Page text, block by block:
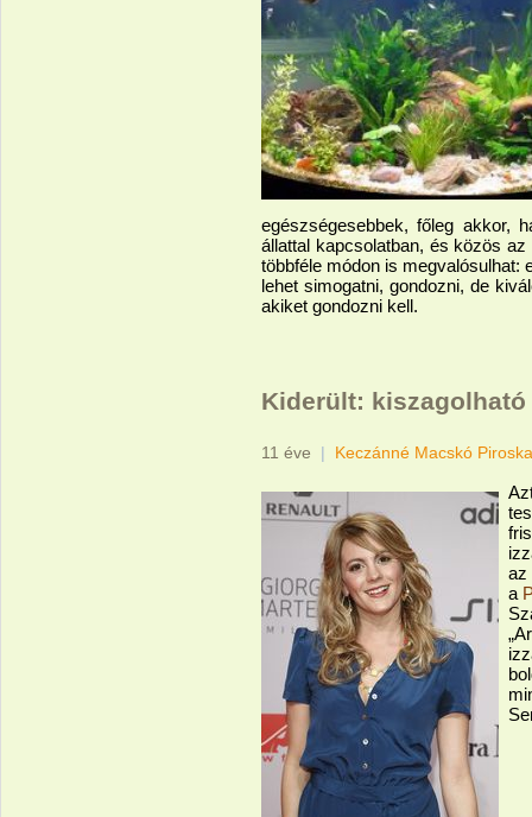
egészségesebbek, főleg akkor,
állattal kapcsolatban, és közös
többféle módon is megvalósulhat:
lehet simogatni, gondozni, de
akiket gondozni kell.
Kiderült:
11 éve | Keczánné Macskó Piroska
az
a